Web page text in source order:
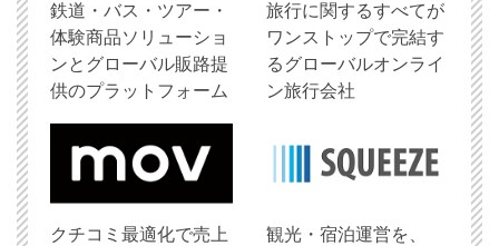
鉄道・バス・ツアー・
体験商品ソリューショ
ンとグローバル販路提
供のプラットフォーム
旅行に関するすべてが
ワンストップで完結す
るグローバルオンライ
ン旅行会社
クチコミ最適化で売上
観光・宿泊運営を、